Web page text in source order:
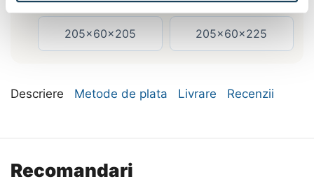
205x60x205 205x60x225
Descriere Metode de plata Livrare Recenzii
Recomandari